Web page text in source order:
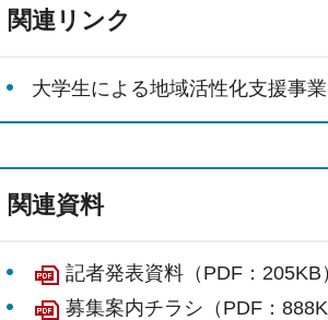
関連リンク
大学生による地域活性化支援事業
関連資料
記者発表資料（PDF：205KB
募集案内チラシ（PDF：